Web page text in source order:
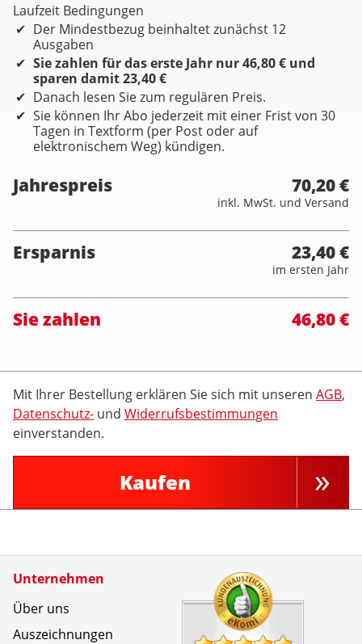
Laufzeit Bedingungen
Der Mindestbezug beinhaltet zunächst 12
Ausgaben
Sie zahlen für das erste Jahr nur 46,80 € und
sparen damit 23,40 €
Danach lesen Sie zum regulären Preis.
Sie können Ihr Abo jederzeit mit einer Frist von 30
Tagen in Textform (per Post oder auf
elektronischem Weg) kündigen.
Jahrespreis 70,20 €
inkl. MwSt. und Versand
Ersparnis 23,40 €
im ersten Jahr
Sie zahlen 46,80 €
Mit Ihrer Bestellung erklären Sie sich mit unseren AGB,
Datenschutz- und Widerrufsbestimmungen
einverstanden.
Kaufen
Unternehmen
Über uns
Auszeichnungen
Zertifikate